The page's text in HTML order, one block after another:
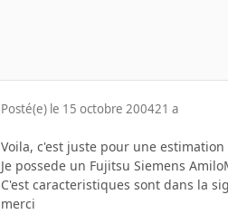
Posté(e) le 15 octobre 200421 a
Voila, c'est juste pour une estimation
Je possede un Fujitsu Siemens
C'est caracteristiques sont dans la
merci